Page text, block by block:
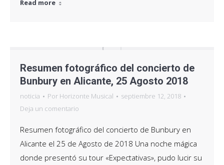
Read more
Resumen fotográfico del concierto de
Bunbury en Alicante, 25 Agosto 2018
noticia Por Horizonte Musical
septiembre 12, 2018
Deja un comentario
Resumen fotográfico del concierto de Bunbury en
Alicante el 25 de Agosto de 2018 Una noche mágica
donde presentó su tour «Expectativas», pudo lucir su